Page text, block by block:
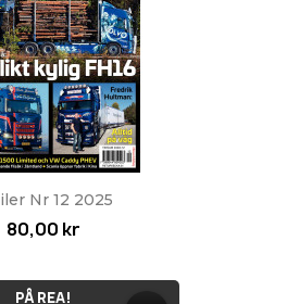
Nr 12 2025
80,00 kr
PÅ REA!